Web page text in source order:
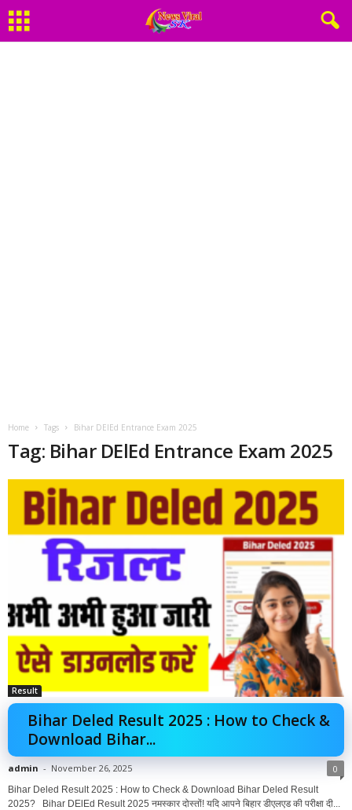
Home Tags Bihar DElEd Entrance Exam 2025
Tag: Bihar DElEd Entrance Exam 2025
Result
Bihar Deled Result 2025 : How to Check &
Download Bihar...
admin - November 26, 2025 0
Bihar Deled Result 2025 : How to Check & Download Bihar Deled Result
2025? Bihar DElEd Result 2025 नमस्कार दोस्तों! यदि आपने बिहार डीएलएड की परीक्षा दी...